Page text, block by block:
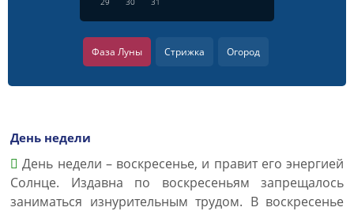
Фаза Луны Стрижка Огород
День недели
День недели – воскресенье, и правит его энергией
Солнце. Издавна по воскресеньям запрещалось
заниматься изнурительным трудом. В воскресенье